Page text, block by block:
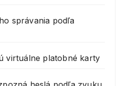
správania podľa
virtuálne platobné karty